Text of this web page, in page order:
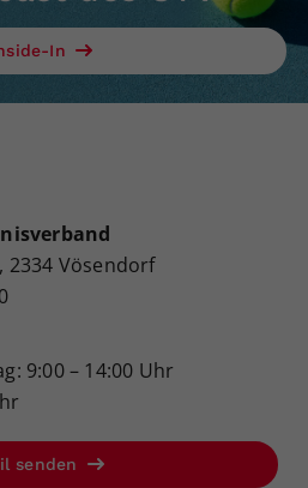
In
2334 Vösendorf
9:00 – 14:00 Uhr
senden